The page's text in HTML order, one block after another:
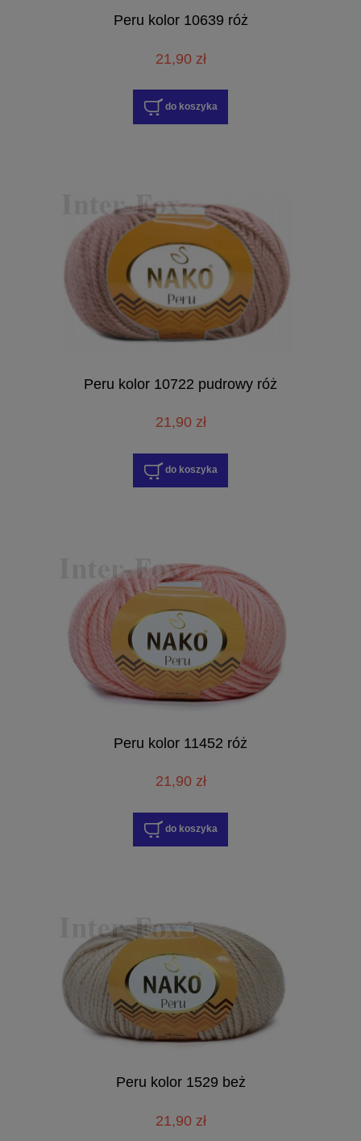
Peru kolor 10639 róż
21,90 zł
do koszyka
Peru kolor 10722 pudrowy róż
21,90 zł
do koszyka
Peru kolor 11452 róż
21,90 zł
do koszyka
Peru kolor 1529 beż
21,90 zł